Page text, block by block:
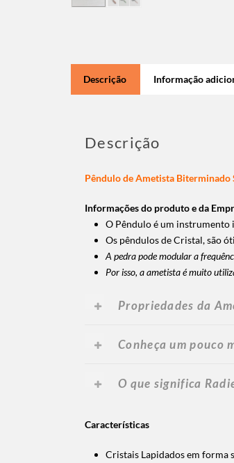
Descrição Informação
Descrição
Pêndulo de Ametista Biterminado
Informações do produto e da
O Pêndulo é um instrumento
Os pêndulos de Cristal, são
A pedra pode modular a
Por isso, a ametista é muito
Propriedades da
Conheça um pouco
O que significa
Características
Cristais Lapidados em forma